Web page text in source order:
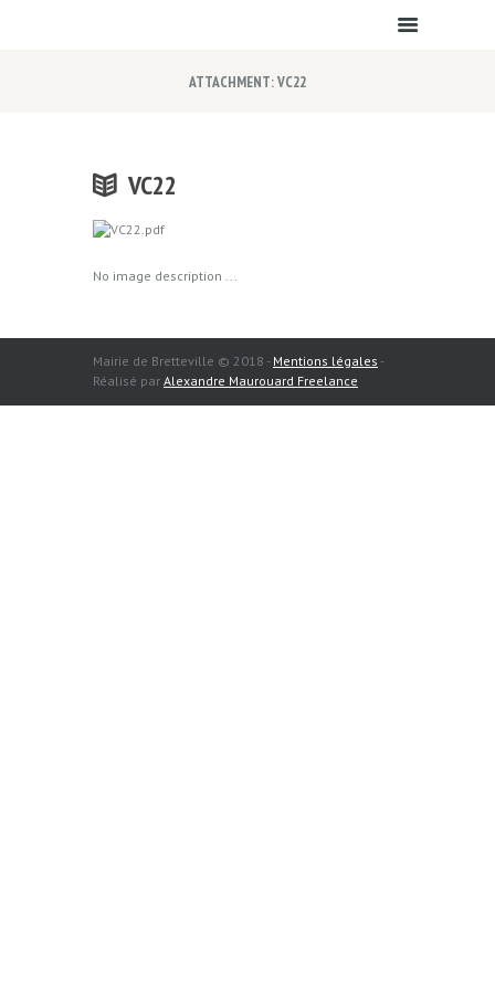
ATTACHMENT: VC22
VC22
No image description ...
Mairie de Bretteville © 2018 - Mentions légales -
Réalisé par Alexandre Maurouard Freelance